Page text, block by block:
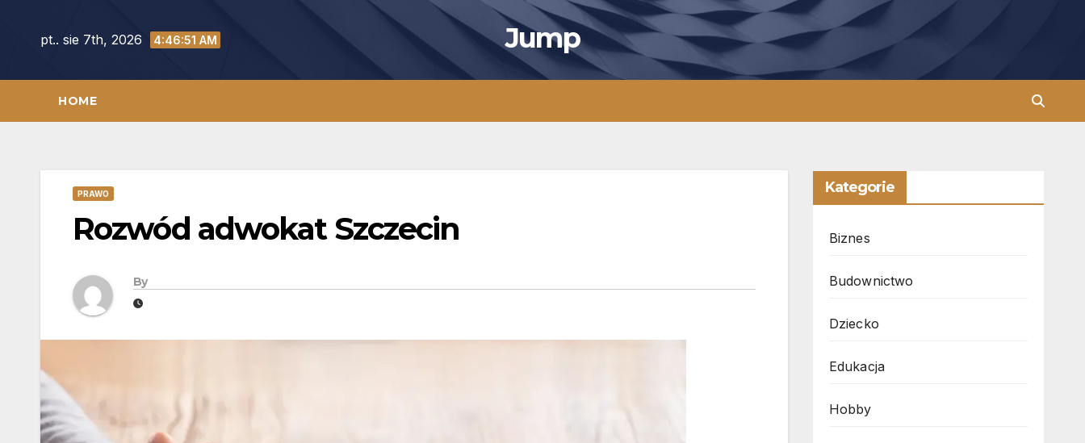
pt.. sie 7th, 2026 4:46:52 AM Jump
HOME
PRAWO
Rozwód adwokat Szczecin
By
Kategorie
Biznes
Budownictwo
Dziecko
Edukacja
Hobby